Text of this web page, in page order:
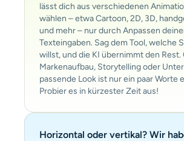
lässt dich aus verschiedenen
wählen – etwa Cartoon, 2D, 3D,
und mehr – nur durch Anpassen
Texteingaben. Sag dem Tool, welche
willst, und die KI übernimmt den Rest.
Markenaufbau, Storytelling oder
passende Look ist nur ein paar Worte
Probier es in kürzester Zeit aus!
Horizontal oder vertikal? Wir